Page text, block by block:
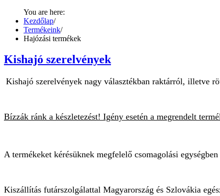
You are here:
Kezdőlap/
Termékeink/
Hajózási termékek
Kishajó szerelvények
Kishajó szerelvények nagy választékban raktárról, illetve
Bízzák ránk a készletezést! Igény esetén a megrendelt
A termékeket kérésüknek megfelelő csomagolási
Kiszállítás futárszolgálattal Magyarország és Szlovákia